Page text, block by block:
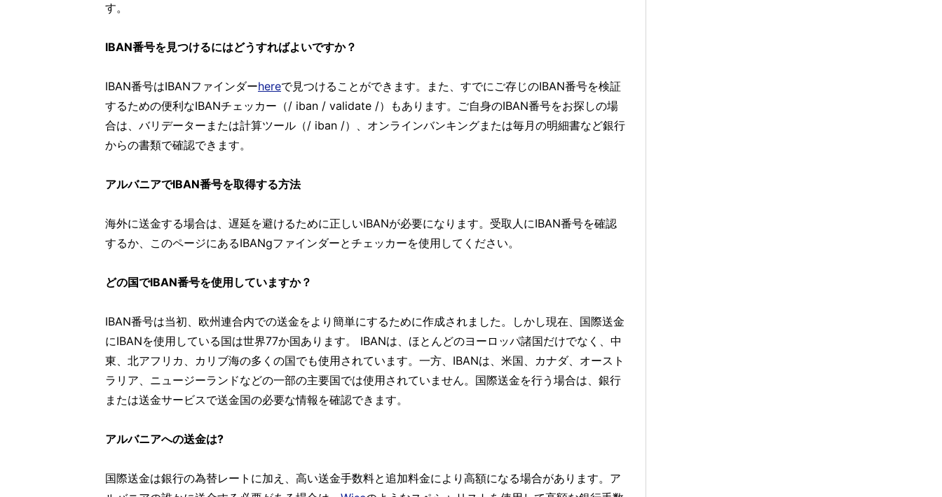
す。
IBAN番号を見つけるにはどうすればよいですか？
IBAN番号はIBANファインダーhereで見つけることができます。また、すでにご存じのIBAN番号を検証
するための便利なIBANチェッカー（/ iban / validate /）もあります。ご自身のIBAN番号をお探しの場
合は、バリデーターまたは計算ツール（/ iban /）、オンラインバンキングまたは毎月の明細書など銀行
からの書類で確認できます。
アルバニアでIBAN番号を取得する方法
海外に送金する場合は、遅延を避けるために正しいIBANが必要になります。受取人にIBAN番号を確認
するか、このページにあるIBANgファインダーとチェッカーを使用してください。
どの国でIBAN番号を使用していますか？
IBAN番号は当初、欧州連合内での送金をより簡単にするために作成されました。しかし現在、国際送金
にIBANを使用している国は世界77か国あります。 IBANは、ほとんどのヨーロッパ諸国だけでなく、中
東、北アフリカ、カリブ海の多くの国でも使用されています。一方、IBANは、米国、カナダ、オースト
ラリア、ニュージーランドなどの一部の主要国では使用されていません。国際送金を行う場合は、銀行
または送金サービスで送金国の必要な情報を確認できます。
アルバニアへの送金は?
国際送金は銀行の為替レートに加え、高い送金手数料と追加料金により高額になる場合があります。ア